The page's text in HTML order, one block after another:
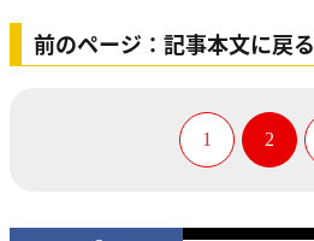
前のページ：記事本文に戻る
1 2